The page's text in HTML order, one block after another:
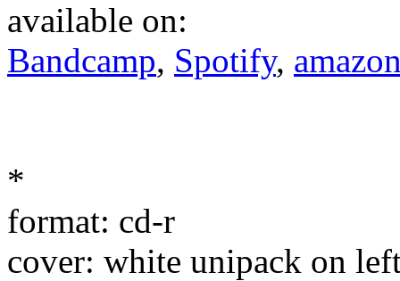
available on:
Bandcamp, Spotify,
*
format: cd-r
cover: white unipack on